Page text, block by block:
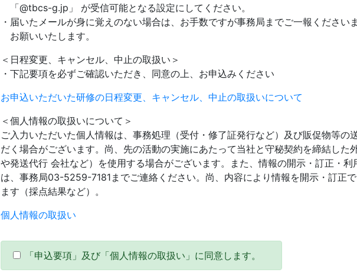
「@tbcs-g.jp」 が受信可能となる設定にしてください。
・届いたメールが身に覚えのない場合は、お手数ですが事務局までご一報ください
お願いいたします。
＜日程変更、キャンセル、中止の取扱い＞
・下記要項を必ずご確認いただき、同意の上、お申込みください
お申込いただいた研修の日程変更、キャンセル、中止の取扱いについて
＜個人情報の取扱いについて＞
ご入力いただいた個人情報は、事務処理（受付・修了証発行など）及び販促物等の
だく場合がございます。尚、先の活動の実施にあたって当社と守秘契約を締結した
や発送代行 会社など）を使用する場合がございます。また、情報の開示・訂正・利
は、事務局03-5259-7181までご連絡ください。尚、内容により情報を開示・訂正
ます（採点結果など）。
個人情報の取扱い
「申込要項」及び「個人情報の取扱い」に同意します。